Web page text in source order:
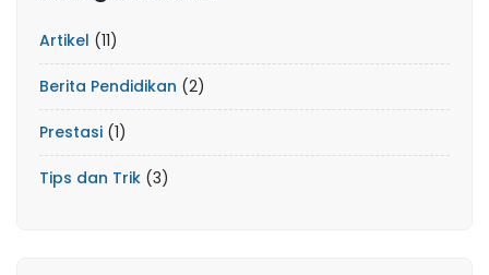
Artikel (11)
Berita Pendidikan (2)
Prestasi (1)
Tips dan Trik (3)